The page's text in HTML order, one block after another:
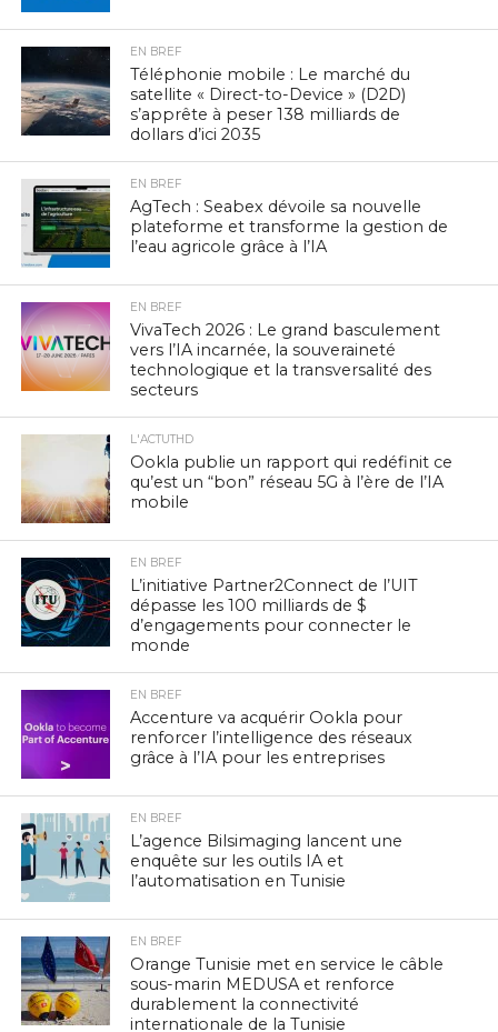
EN BREF
Téléphonie mobile : Le marché du
satellite « Direct-to-Device » (D2D)
s’apprête à peser 138 milliards de
dollars d’ici 2035
EN BREF
AgTech : Seabex dévoile sa nouvelle
plateforme et transforme la gestion de
l’eau agricole grâce à l’IA
EN BREF
VivaTech 2026 : Le grand basculement
vers l’IA incarnée, la souveraineté
technologique et la transversalité des
secteurs
L'ACTUTHD
Ookla publie un rapport qui redéfinit ce
qu’est un “bon” réseau 5G à l’ère de l’IA
mobile
EN BREF
L’initiative Partner2Connect de l’UIT
dépasse les 100 milliards de $
d’engagements pour connecter le
monde
EN BREF
Accenture va acquérir Ookla pour
renforcer l’intelligence des réseaux
grâce à l’IA pour les entreprises
EN BREF
L’agence Bilsimaging lancent une
enquête sur les outils IA et
l’automatisation en Tunisie
EN BREF
Orange Tunisie met en service le câble
sous-marin MEDUSA et renforce
durablement la connectivité
internationale de la Tunisie